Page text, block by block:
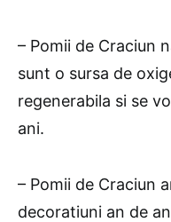
– Pomii de Craciun
sunt o sursa de
regenerabila si se
ani.
– Pomii de Craciun
decoratiuni an de